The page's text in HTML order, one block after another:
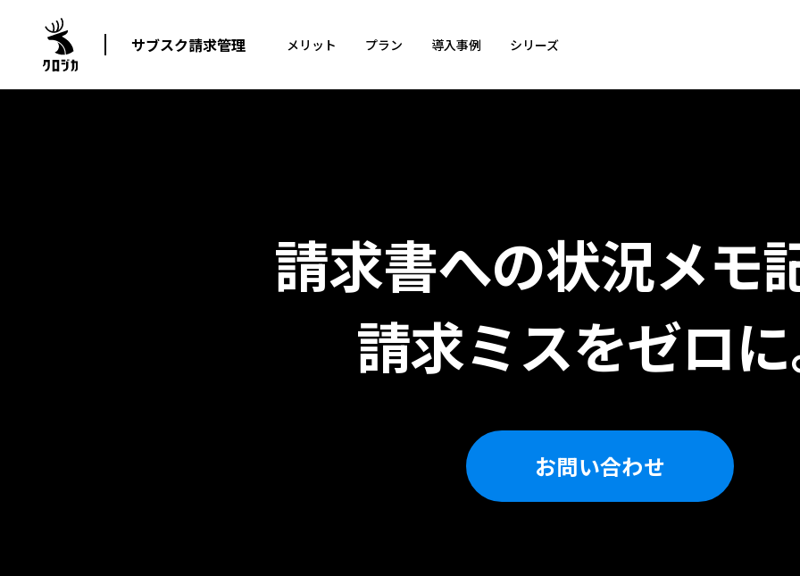
サブスク請求管理 メリット プラン 導入事例 シリーズ
請求書への状況メモ
請求ミスをゼロに
お問い合わせ